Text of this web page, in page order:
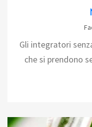
Gli integratori
che si prendono